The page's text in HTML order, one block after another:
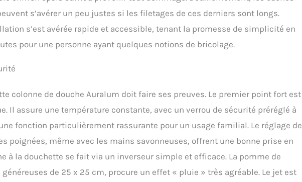
s’avérer un peu justes si les filetages de ces derniers sont longs.
s’est avérée rapide et accessible, tenant la promesse de simplicité en
pour une personne ayant quelques notions de bricolage.
colonne de douche Auralum doit faire ses preuves. Le premier point fort est
Il assure une température constante, avec un verrou de sécurité préréglé à
fonction particulièrement rassurante pour un usage familial. Le réglage de
poignées, même avec les mains savonneuses, offrent une bonne prise en
à la douchette se fait via un inverseur simple et efficace. La pomme de
de 25 x 25 cm, procure un effet « pluie » très agréable. Le jet est